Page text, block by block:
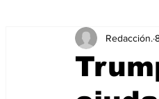
Educación Ciudad
Redacción.